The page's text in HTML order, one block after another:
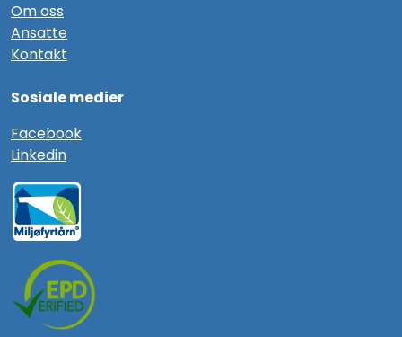
Om oss
Ansatte
Kontakt
Sosiale medier
Facebook
Linkedin